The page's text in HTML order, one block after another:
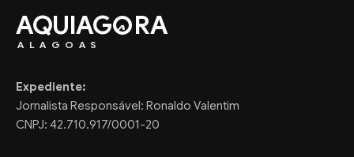
AQUIAG RA
ALAGOAS
Expediente:
Jornalista Responsável: Ronaldo Valentim
CNPJ: 42.710.917/0001-20